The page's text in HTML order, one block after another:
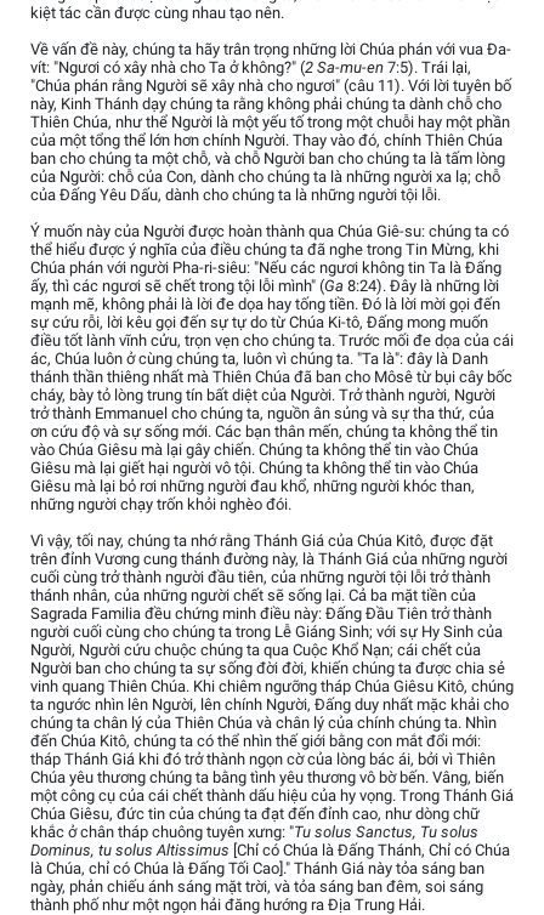
kiệt tác cần được cùng nhau tạo nên.
Về vấn đề này, chúng ta hãy trân trọng những lời Chúa phán với vua Đa-
vít: "Ngươi có xây nhà cho Ta ở không?" (2 Sa-mu-en 7:5). Trái lại,
"Chúa phán rằng Người sẽ xây nhà cho ngươi" (câu 11). Với lời tuyên bố
này, Kinh Thánh dạy chúng ta rằng không phải chúng ta dành chỗ cho
Thiên Chúa, như thể Người là một yếu tố trong một chuỗi hay một phần
của một tổng thể lớn hơn chính Người. Thay vào đó, chính Thiên Chúa
ban cho chúng ta một chỗ, và chỗ Người ban cho chúng ta là tấm lòng
của Người: chỗ của Con, dành cho chúng ta là những người xa lạ; chỗ
của Đấng Yêu Dấu, dành cho chúng ta là những người tội lỗi.
Ý muốn này của Người được hoàn thành qua Chúa Giê-su: chúng ta có
thể hiểu được ý nghĩa của điều chúng ta đã nghe trong Tin Mừng, khi
Chúa phán với người Pha-ri-siêu: "Nếu các ngươi không tin Ta là Đấng
ấy, thì các ngươi sẽ chết trong tội lỗi mình" (Ga 8:24). Đây là những lời
mạnh mẽ, không phải là lời đe dọa hay tống tiền. Đó là lời mời gọi đến
sự cứu rỗi, lời kêu gọi đến sự tự do từ Chúa Ki-tô, Đấng mong muốn
điều tốt lành vĩnh cửu, trọn vẹn cho chúng ta. Trước mối đe dọa của cái
ác, Chúa luôn ở cùng chúng ta, luôn vì chúng ta. "Ta là": đây là Danh
thánh thần thiêng nhất mà Thiên Chúa đã ban cho Môsê từ bụi cây bốc
cháy, bày tỏ lòng trung tín bất diệt của Người. Trở thành người, Người
trở thành Emmanuel cho chúng ta, nguồn ân sủng và sự tha thứ, của
ơn cứu độ và sự sống mới. Các bạn thân mến, chúng ta không thể tin
vào Chúa Giêsu mà lại gây chiến. Chúng ta không thể tin vào Chúa
Giêsu mà lại giết hại người vô tội. Chúng ta không thể tin vào Chúa
Giêsu mà lại bỏ rơi những người đau khổ, những người khóc than,
những người chạy trốn khỏi nghèo đói.
Vì vậy, tối nay, chúng ta nhớ rằng Thánh Giá của Chúa Kitô, được đặt
trên đỉnh Vương cung thánh đường này, là Thánh Giá của những người
cuối cùng trở thành người đầu tiên, của những người tội lỗi trở thành
thánh nhân, của những người chết sẽ sống lại. Cả ba mặt tiền của
Sagrada Familia đều chứng minh điều này: Đấng Đầu Tiên trở thành
người cuối cùng cho chúng ta trong Lễ Giáng Sinh; với sự Hy Sinh của
Người, Người cứu chuộc chúng ta qua Cuộc Khổ Nạn; cái chết của
Người ban cho chúng ta sự sống đời đời, khiến chúng ta được chia sẻ
vinh quang Thiên Chúa. Khi chiêm ngưỡng tháp Chúa Giêsu Kitô, chúng
ta ngước nhìn lên Người, lên chính Người, Đấng duy nhất mặc khải cho
chúng ta chân lý của Thiên Chúa và chân lý của chính chúng ta. Nhìn
đến Chúa Kitô, chúng ta có thể nhìn thế giới bằng con mắt đổi mới:
tháp Thánh Giá khi đó trở thành ngọn cờ của lòng bác ái, bởi vì Thiên
Chúa yêu thương chúng ta bằng tình yêu thương vô bờ bến. Vâng, biến
một công cụ của cái chết thành dấu hiệu của hy vọng. Trong Thánh Giá
Chúa Giêsu, đức tin của chúng ta đạt đến đỉnh cao, như dòng chữ
khắc ở chân tháp chuông tuyên xưng: "Tu solus Sanctus, Tu solus
Dominus, tu solus Altissimus [Chỉ có Chúa là Đấng Thánh, Chỉ có Chúa
là Chúa, chỉ có Chúa là Đấng Tối Cao]." Thánh Giá này tỏa sáng ban
ngày, phản chiếu ánh sáng mặt trời, và tỏa sáng ban đêm, soi sáng
thành phố như một ngọn hải đăng hướng ra Địa Trung Hải.